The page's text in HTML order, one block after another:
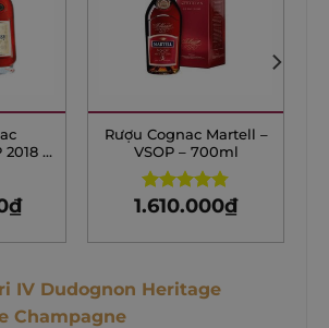
–
₫
Rượu Cognac Martell –
VSOP – 700ml
Rated4.75
1.610.000₫
IV Dudognon Heritage
Champagne